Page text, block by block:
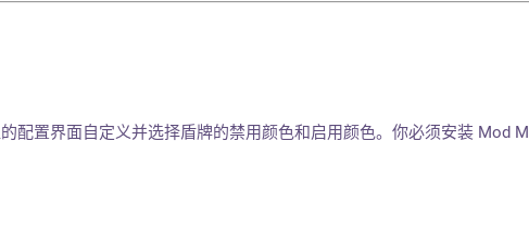
配置界面自定义并选择盾牌的禁用颜色和启用颜色。你必须安装 Mod